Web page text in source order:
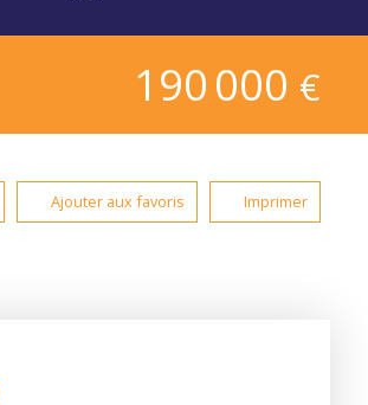
190 000 €
Ajouter aux favoris Imprimer